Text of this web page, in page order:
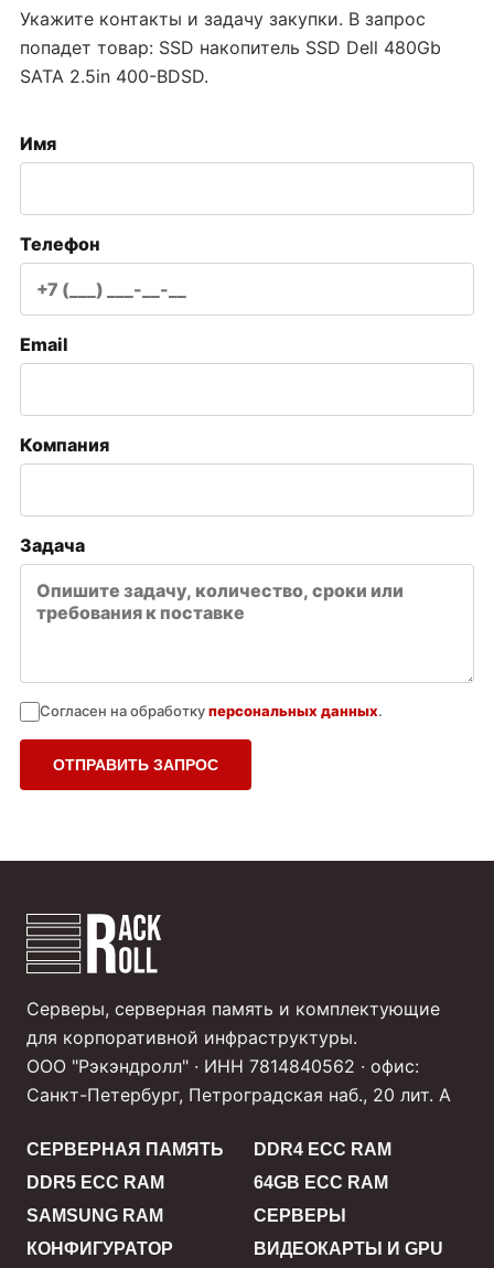
Укажите контакты и задачу закупки. В запрос
попадет товар: SSD накопитель SSD Dell 480Gb
SATA 2.5in 400-BDSD.
Имя
Телефон
Email
Компания
Задача
Согласен на обработкуперсональных данных.
ОТПРАВИТЬ ЗАПРОС
Серверы, серверная память и комплектующие
для корпоративной инфраструктуры.
ООО "Рэкэндролл" · ИНН 7814840562 · офис:
Санкт-Петербург, Петроградская наб., 20 лит. А
СЕРВЕРНАЯ ПАМЯТЬ
DDR4 ECC RAM
DDR5 ECC RAM
64GB ECC RAM
SAMSUNG RAM
СЕРВЕРЫ
КОНФИГУРАТОР
ВИДЕОКАРТЫ И GPU